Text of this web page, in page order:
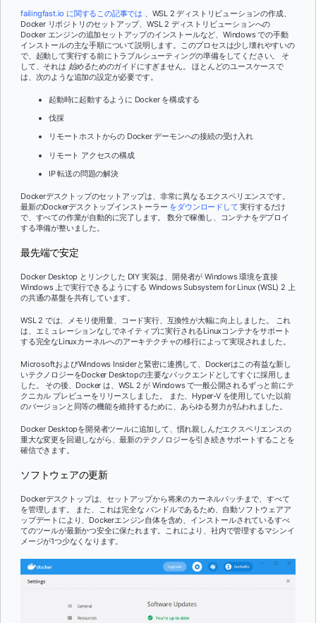
failingfast.io に関するこの記事では 、WSL 2 ディストリビューションの作成、
Docker リポジトリのセットアップ、WSL 2 ディストリビューションへの
Docker エンジンの追加セットアップのインストールなど、Windows での手動
インストールの主な手順について説明します。このプロセスは少し壊れやすいの
で、起動して実行する前にトラブルシューティングの準備をしてください。 そ
して、それは 始めるためのガイドにすぎません。 ほとんどのユースケースで
は、次のような追加の設定が必要です。
起動時に起動するように Docker を構成する
伐採
リモートホストからの Docker デーモンへの接続の受け入れ
リモート アクセスの構成
IP 転送の問題の解決
Dockerデスクトップのセットアップは、非常に異なるエクスペリエンスです。
最新のDockerデスクトップインストーラー をダウンロードして 実行するだけ
で、すべての作業が自動的に完了します。 数分で稼働し、コンテナをデプロイ
する準備が整いました。
最先端で安定
Docker Desktop とリンクした DIY 実装は、開発者が Windows 環境を直接
Windows 上で実行できるようにする Windows Subsystem for Linux (WSL) 2 上
の共通の基盤を共有しています。
WSL 2 では、メモリ使用量、コード実行、互換性が大幅に向上しました。 これ
は、エミュレーションなしでネイティブに実行されるLinuxコンテナをサポート
する完全なLinuxカーネルへのアーキテクチャの移行によって実現されました。
MicrosoftおよびWindows Insiderと緊密に連携して、Dockerはこの有益な新し
いテクノロジーをDocker Desktopの主要なバックエンドとしてすぐに採用しま
した。 その後、Docker は、WSL 2 が Windows で一般公開されるずっと前にテ
クニカル プレビューをリリースしました。 また、Hyper-V を使用していた以前
のバージョンと同等の機能を維持するために、あらゆる努力が払われました。
Docker Desktopを開発者ツールに追加して、慣れ親しんだエクスペリエンスの
重大な変更を回避しながら、最新のテクノロジーを引き続きサポートすることを
確信できます。
ソフトウェアの更新
Dockerデスクトップは、セットアップから将来のカーネルパッチまで、すべて
を管理します。 また、これは完全な バンドルであるため、自動ソフトウェアア
ップデートにより、Dockerエンジン自体を含め、インストールされているすべ
てのツールが最新かつ安全に保たれます。これにより、社内で管理するマシンイ
メージが1つ少なくなります。